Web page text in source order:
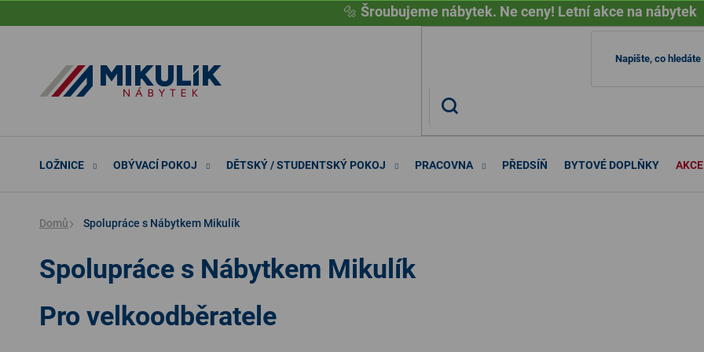
na
🔩 Šroubujeme nábytek. Ne ceny! Letní akce na nábytek
LOŽNICE OBÝVACÍ POKOJ DĚTSKÝ / STUDENTSKÝ POKOJ PRACOVNA PŘEDSÍŇ BYTOVÉ DOPLŇKY AKCE
Domů Spolupráce s Nábytkem Mikulík
Spolupráce s Nábytkem Mikulík
Pro velkoodběratele